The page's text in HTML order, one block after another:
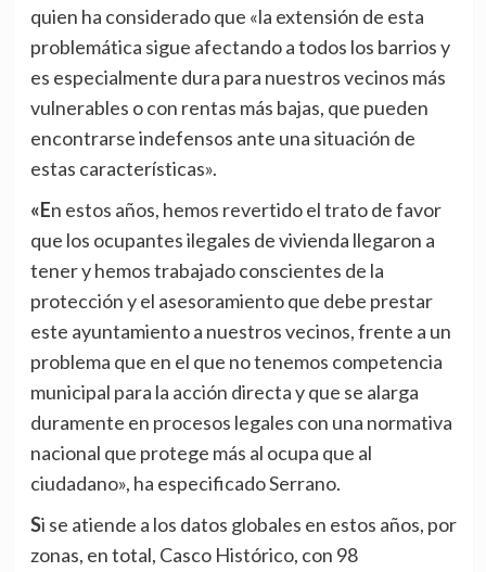
quien ha considerado que «la extensión de esta
problemática sigue afectando a todos los barrios y
es especialmente dura para nuestros vecinos más
vulnerables o con rentas más bajas, que pueden
encontrarse indefensos ante una situación de
estas características».
«En estos años, hemos revertido el trato de favor
que los ocupantes ilegales de vivienda llegaron a
tener y hemos trabajado conscientes de la
protección y el asesoramiento que debe prestar
este ayuntamiento a nuestros vecinos, frente a un
problema que en el que no tenemos competencia
municipal para la acción directa y que se alarga
duramente en procesos legales con una normativa
nacional que protege más al ocupa que al
ciudadano», ha especificado Serrano.
Si se atiende a los datos globales en estos años, por
zonas, en total, Casco Histórico, con 98